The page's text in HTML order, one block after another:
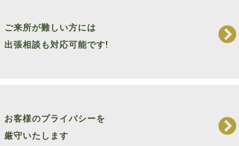
ご来所が難しい方には
出張相談も対応可能です!
お客様のプライバシーを
厳守いたします